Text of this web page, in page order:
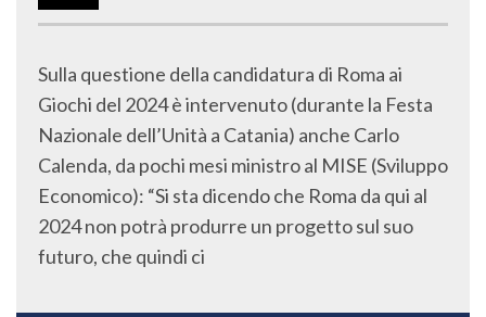
Sulla questione della candidatura di Roma ai
Giochi del 2024 è intervenuto (durante la Festa
Nazionale dell’Unità a Catania) anche Carlo
Calenda, da pochi mesi ministro al MISE (Sviluppo
Economico): “Si sta dicendo che Roma da qui al
2024 non potrà produrre un progetto sul suo
futuro, che quindi ci